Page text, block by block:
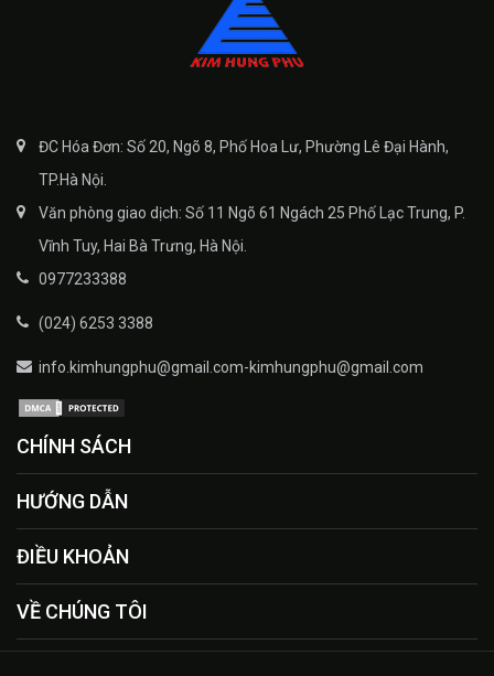
ĐC Hóa Đơn: Số 20, Ngõ 8, Phố Hoa Lư, Phường Lê Đại Hành,
TP.Hà Nội.
Văn phòng giao dịch: Số 11 Ngõ 61 Ngách 25 Phố Lạc Trung, P.
Vĩnh Tuy, Hai Bà Trưng, Hà Nội.
0977233388
(024) 6253 3388
info.kimhungphu@gmail.com-kimhungphu@gmail.com
CHÍNH SÁCH
HƯỚNG DẪN
ĐIỀU KHOẢN
VỀ CHÚNG TÔI